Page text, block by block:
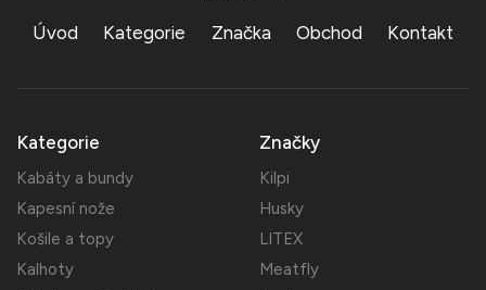
Úvod Kategorie Značka Obchod Kontakt
Kategorie
Kabáty a bundy
Kapesní nože
Košile a topy
Kalhoty
Značky
Kilpi
Husky
LITEX
Meatfly